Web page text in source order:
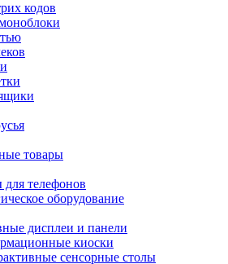
кодов
товары
для телефонов
оборудование
дисплеи и панели
киоски
сенсорные столы